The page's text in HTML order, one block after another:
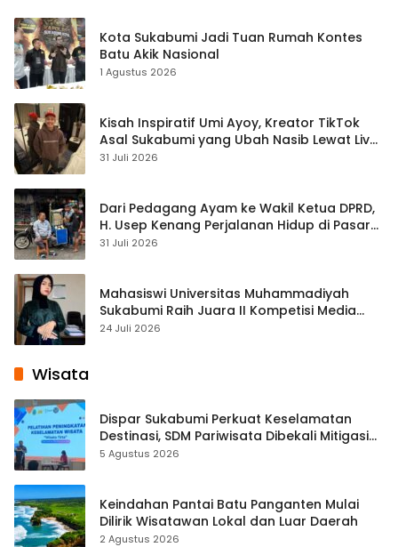
Kota Sukabumi Jadi Tuan Rumah Kontes
Batu Akik Nasional
1 Agustus 2026
Kisah Inspiratif Umi Ayoy, Kreator TikTok
Asal Sukabumi yang Ubah Nasib Lewat Live
Streaming
31 Juli 2026
Dari Pedagang Ayam ke Wakil Ketua DPRD,
H. Usep Kenang Perjalanan Hidup di Pasar
Cisaat
31 Juli 2026
Mahasiswi Universitas Muhammadiyah
Sukabumi Raih Juara II Kompetisi Media
Pembelajaran Digital Tingkat Internasional
24 Juli 2026
Wisata
Dispar Sukabumi Perkuat Keselamatan
Destinasi, SDM Pariwisata Dibekali Mitigasi
hingga Teknik Evakuasi
5 Agustus 2026
Keindahan Pantai Batu Panganten Mulai
Dilirik Wisatawan Lokal dan Luar Daerah
2 Agustus 2026